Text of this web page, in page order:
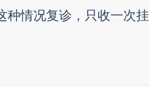
种情况复诊，只收一次挂